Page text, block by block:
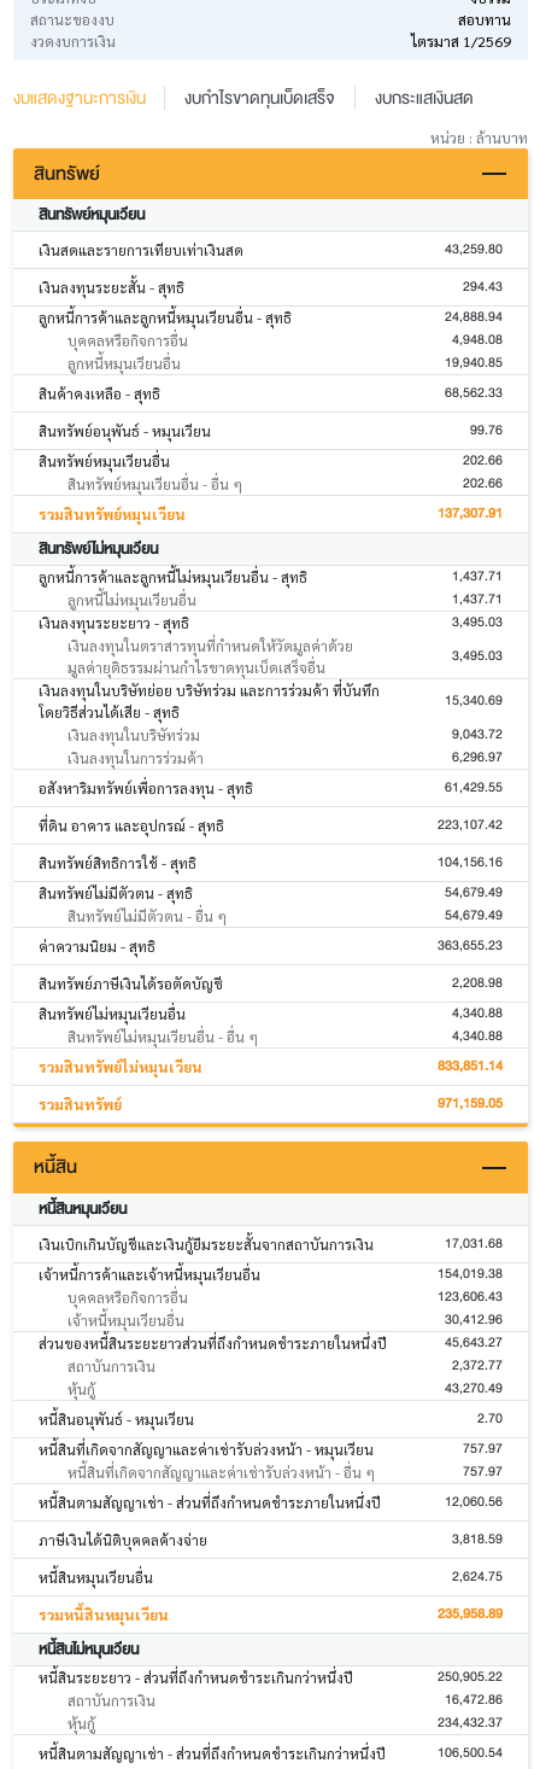
สถานะของงบ
สอบทาน
งวดงบการเงิน
ไตรมาส 1/2569
งบแสดงฐานะการเงิน งบกำไรขาดทุนเบ็ดเสร็จ งบกระแสเงินสด
หน่วย : ล้านบาท
สินทรัพย์
สินทรัพย์หมุนเวียน
เงินสดและรายการเทียบเท่าเงินสด 43,259.80
เงินลงทุนระยะสั้น - สุทธิ 294.43
ลูกหนี้การค้าและลูกหนี้หมุนเวียนอื่น - สุทธิ 24,888.94
บุคคลหรือกิจการอื่น 4,948.08
ลูกหนี้หมุนเวียนอื่น 19,940.85
สินค้าคงเหลือ - สุทธิ 68,562.33
สินทรัพย์อนุพันธ์ - หมุนเวียน 99.76
สินทรัพย์หมุนเวียนอื่น 202.66
สินทรัพย์หมุนเวียนอื่น - อื่น ๆ 202.66
รวมสินทรัพย์หมุนเวียน 137,307.91
สินทรัพย์ไม่หมุนเวียน
ลูกหนี้การค้าและลูกหนี้ไม่หมุนเวียนอื่น - สุทธิ 1,437.71
ลูกหนี้ไม่หมุนเวียนอื่น 1,437.71
เงินลงทุนระยะยาว - สุทธิ 3,495.03
เงินลงทุนในตราสารทุนที่กำหนดให้วัดมูลค่าด้วย
มูลค่ายุติธรรมผ่านกำไรขาดทุนเบ็ดเสร็จอื่น
3,495.03
เงินลงทุนในบริษัทย่อย บริษัทร่วม และการร่วมค้า ที่บันทึก
โดยวิธีส่วนได้เสีย - สุทธิ
15,340.69
เงินลงทุนในบริษัทร่วม 9,043.72
เงินลงทุนในการร่วมค้า 6,296.97
อสังหาริมทรัพย์เพื่อการลงทุน - สุทธิ 61,429.55
ที่ดิน อาคาร และอุปกรณ์ - สุทธิ 223,107.42
สินทรัพย์สิทธิการใช้ - สุทธิ 104,156.16
สินทรัพย์ไม่มีตัวตน - สุทธิ 54,679.49
สินทรัพย์ไม่มีตัวตน - อื่น ๆ 54,679.49
ค่าความนิยม - สุทธิ 363,655.23
สินทรัพย์ภาษีเงินได้รอตัดบัญชี 2,208.98
สินทรัพย์ไม่หมุนเวียนอื่น 4,340.88
สินทรัพย์ไม่หมุนเวียนอื่น - อื่น ๆ 4,340.88
รวมสินทรัพย์ไม่หมุนเวียน 833,851.14
รวมสินทรัพย์ 971,159.05
หนี้สิน
หนี้สินหมุนเวียน
เงินเบิกเกินบัญชีและเงินกู้ยืมระยะสั้นจากสถาบันการเงิน 17,031.68
เจ้าหนี้การค้าและเจ้าหนี้หมุนเวียนอื่น 154,019.38
บุคคลหรือกิจการอื่น 123,606.43
เจ้าหนี้หมุนเวียนอื่น 30,412.96
ส่วนของหนี้สินระยะยาวส่วนที่ถึงกำหนดชำระภายในหนึ่งปี 45,643.27
สถาบันการเงิน 2,372.77
หุ้นกู้ 43,270.49
หนี้สินอนุพันธ์ - หมุนเวียน 2.70
หนี้สินที่เกิดจากสัญญาและค่าเช่ารับล่วงหน้า - หมุนเวียน 757.97
หนี้สินที่เกิดจากสัญญาและค่าเช่ารับล่วงหน้า - อื่น ๆ 757.97
หนี้สินตามสัญญาเช่า - ส่วนที่ถึงกำหนดชำระภายในหนึ่งปี 12,060.56
ภาษีเงินได้นิติบุคคลค้างจ่าย 3,818.59
หนี้สินหมุนเวียนอื่น 2,624.75
รวมหนี้สินหมุนเวียน 235,958.89
หนี้สินไม่หมุนเวียน
หนี้สินระยะยาว - ส่วนที่ถึงกำหนดชำระเกินกว่าหนึ่งปี 250,905.22
สถาบันการเงิน 16,472.86
หุ้นกู้ 234,432.37
หนี้สินตามสัญญาเช่า - ส่วนที่ถึงกำหนดชำระเกินกว่าหนึ่งปี 106,500.54